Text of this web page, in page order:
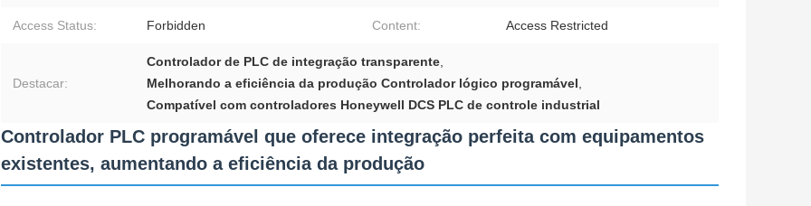
Access Status: Forbidden Content: Access Restricted
Destacar:
Controlador de PLC de integração transparente,
Melhorando a eficiência da produção Controlador lógico programável,
Compatível com controladores Honeywell DCS PLC de controle industrial
Controlador PLC programável que oferece integração perfeita com equipamentos
existentes, aumentando a eficiência da produção